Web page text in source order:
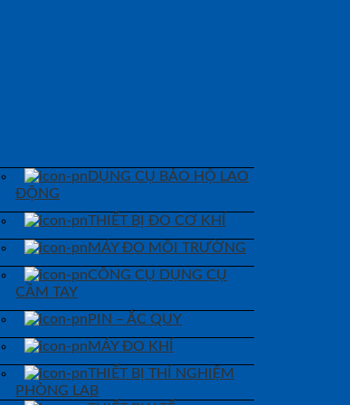
DỤNG CỤ BẢO HỘ LAO
ĐỘNG
THIẾT BỊ ĐO CƠ KHÍ
MÁY ĐO MÔI TRƯỜNG
CÔNG CỤ DỤNG CỤ
CẦM TAY
PIN – ẮC QUY
MÁY ĐO KHÍ
THIẾT BỊ THÍ NGHIỆM
PHÒNG LAB